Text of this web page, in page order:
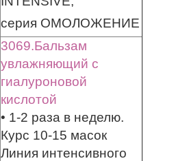
серия ОМОЛОЖЕНИЕ
3069.Бальзам
увлажняющий с
гиалуроновой
кислотой
• 1-2 раза в неделю.
Курс 10-15 масок
Линия интенсивного